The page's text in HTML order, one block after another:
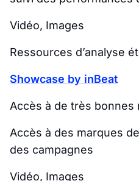
Vidéo, Images
Ressources d’analyse
Showcase by inBeat
Accès à de très bonnes
Accès à des marques
des campagnes
Vidéo, Images